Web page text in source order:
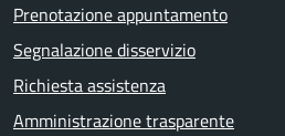
Prenotazione appuntamento
Segnalazione disservizio
Richiesta assistenza
Amministrazione trasparente